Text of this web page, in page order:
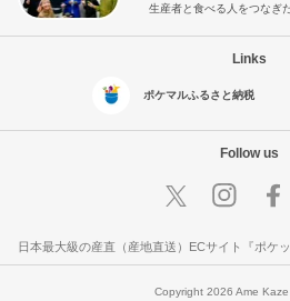
生産者と食べる人をつなぎ
Links
ポケマルふるさと納税
Follow us
日本最大級の産直（産地直送）ECサイト『ポケ
Copyright 2026 Ame Kaze